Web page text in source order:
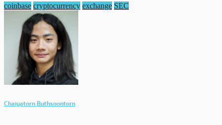
coinbase cryptocurrency exchange SEC
Chaiyatorn Buthsoontorn